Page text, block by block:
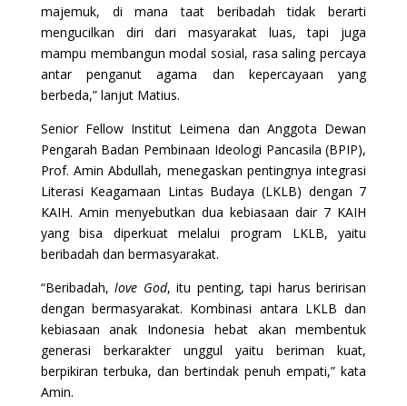
majemuk, di mana taat beribadah tidak berarti
mengucilkan diri dari masyarakat luas, tapi juga
mampu membangun modal sosial, rasa saling percaya
antar penganut agama dan kepercayaan yang
berbeda,” lanjut Matius.
Senior Fellow Institut Leimena dan Anggota Dewan
Pengarah Badan Pembinaan Ideologi Pancasila (BPIP),
Prof. Amin Abdullah, menegaskan pentingnya integrasi
Literasi Keagamaan Lintas Budaya (LKLB) dengan 7
KAIH. Amin menyebutkan dua kebiasaan dair 7 KAIH
yang bisa diperkuat melalui program LKLB, yaitu
beribadah dan bermasyarakat.
“Beribadah,love God, itu penting, tapi harus beririsan
dengan bermasyarakat. Kombinasi antara LKLB dan
kebiasaan anak Indonesia hebat akan membentuk
generasi berkarakter unggul yaitu beriman kuat,
berpikiran terbuka, dan bertindak penuh empati,” kata
Amin.